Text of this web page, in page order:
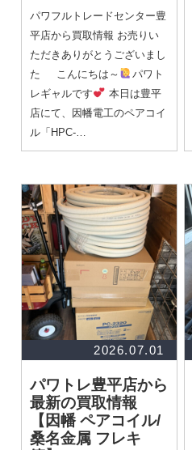
パワフルトレードセンター豊
平店から買取情報 お売りい
ただきありがとうございまし
た こんにちは～
パワト
レギャルです
本日は豊平
店にて、因幡電工のペアコイ
ル「HPC-…
2026.07.01
パワトレ豊平店から
最新の買取情報
【因幡 ペアコイル/
桑名金属 フレキ